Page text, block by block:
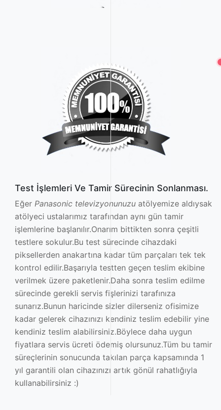
Test İşlemleri Ve Tamir Sürecinin Sonlanması.
Eğer Panasonic televizyonunuzu atölyemize aldıysak
atölyeci ustalarımız tarafından aynı gün tamir
işlemlerine başlanılır.Onarım bittikten sonra çeşitli
testlere sokulur.Bu test sürecinde cihazdaki
piksellerden anakartına kadar tüm parçaları tek tek
kontrol edilir.Başarıyla testten geçen teslim ekibine
verilmek üzere paketlenir.Daha sonra teslim edilme
sürecinde gerekli servis fişlerinizi tarafınıza
sunarız.Bunun haricinde sizler dilerseniz ofisimize
kadar gelerek cihazınızı kendiniz teslim edebilir yine
kendiniz teslim alabilirsiniz.Böylece daha uygun
fiyatlara servis ücreti ödemiş olursunuz.Tüm bu tamir
süreçlerinin sonucunda takılan parça kapsamında 1
yıl garantili olan cihazınızı artık gönül rahatlığıyla
kullanabilirsiniz :)